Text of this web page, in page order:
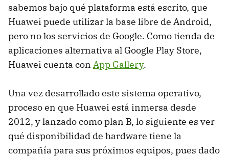
sabemos bajo qué plataforma está escrito, que
Huawei puede utilizar la base libre de Android,
pero no los servicios de Google. Como tienda de
aplicaciones alternativa al Google Play Store,
Huawei cuenta con App Gallery.
Una vez desarrollado este sistema operativo,
proceso en que Huawei está inmersa desde
2012, y lanzado como plan B, lo siguiente es ver
qué disponibilidad de hardware tiene la
compañía para sus próximos equipos, pues dado